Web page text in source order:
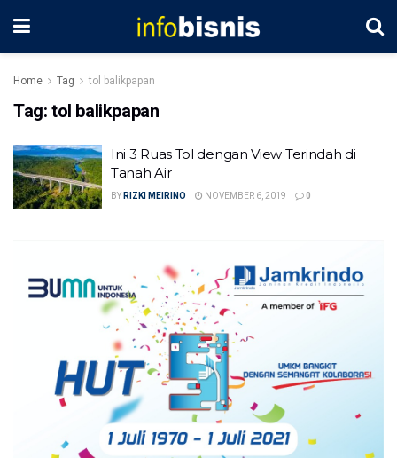
Home Tag tol balikpapan
Tag: tol balikpapan
Ini 3 Ruas Tol dengan View Terindah di
Tanah Air
BY RIZKI MEIRINO NOVEMBER 6, 2019 0